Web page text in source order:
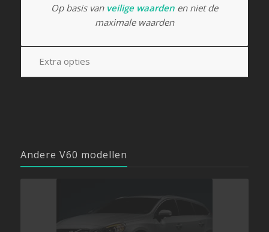
Op basis van veilige waardenen niet de
maximale waarden
Extra opties
Andere V60 modellen